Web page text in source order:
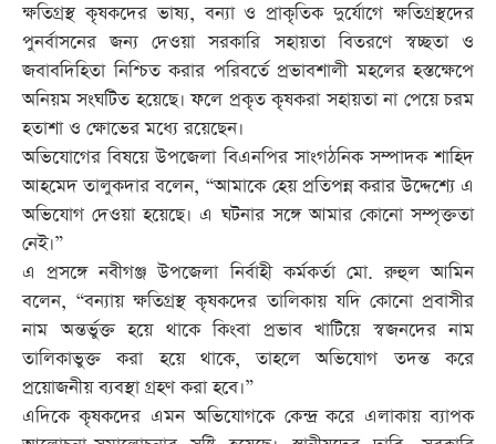
ক্ষতিগ্রস্থ কৃষকদের ভাষ্য, বন্যা ও প্রাকৃতিক দুর্যোগে ক্ষতিগ্রস্থদের
পুনর্বাসনের জন্য দেওয়া সরকারি সহায়তা বিতরণে স্বচ্ছতা ও
জবাবদিহিতা নিশ্চিত করার পরিবর্তে প্রভাবশালী মহলের হস্তক্ষেপে
অনিয়ম সংঘটিত হয়েছে। ফলে প্রকৃত কৃষকরা সহায়তা না পেয়ে চরম
হতাশা ও ক্ষোভের মধ্যে রয়েছেন।
অভিযোগের বিষয়ে উপজেলা বিএনপির সাংগঠনিক সম্পাদক শাহিদ
আহমেদ তালুকদার বলেন, “আমাকে হেয় প্রতিপন্ন করার উদ্দেশ্যে এ
অভিযোগ দেওয়া হয়েছে। এ ঘটনার সঙ্গে আমার কোনো সম্পৃক্ততা
নেই।”
এ প্রসঙ্গে নবীগঞ্জ উপজেলা নির্বাহী কর্মকর্তা মো. রুহুল আমিন
বলেন, “বন্যায় ক্ষতিগ্রস্থ কৃষকদের তালিকায় যদি কোনো প্রবাসীর
নাম অন্তর্ভুক্ত হয়ে থাকে কিংবা প্রভাব খাটিয়ে স্বজনদের নাম
তালিকাভুক্ত করা হয়ে থাকে, তাহলে অভিযোগ তদন্ত করে
প্রয়োজনীয় ব্যবস্থা গ্রহণ করা হবে।”
এদিকে কৃষকদের এমন অভিযোগকে কেন্দ্র করে এলাকায় ব্যাপক